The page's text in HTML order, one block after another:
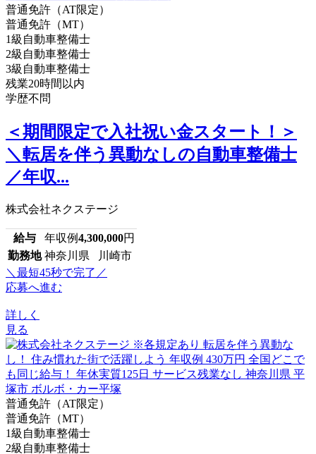
普通免許（AT限定）
普通免許（MT）
1級自動車整備士
2級自動車整備士
3級自動車整備士
残業20時間以内
学歴不問
＜期間限定で入社祝い金スタート！＞
＼転居を伴う異動なしの自動車整備士
／年収...
株式会社ネクステージ
給与 年収例4,300,000円
勤務地 神奈川県 川崎市
＼最短45秒で完了／
応募へ進む
詳しく
見る
普通免許（AT限定）
普通免許（MT）
1級自動車整備士
2級自動車整備士